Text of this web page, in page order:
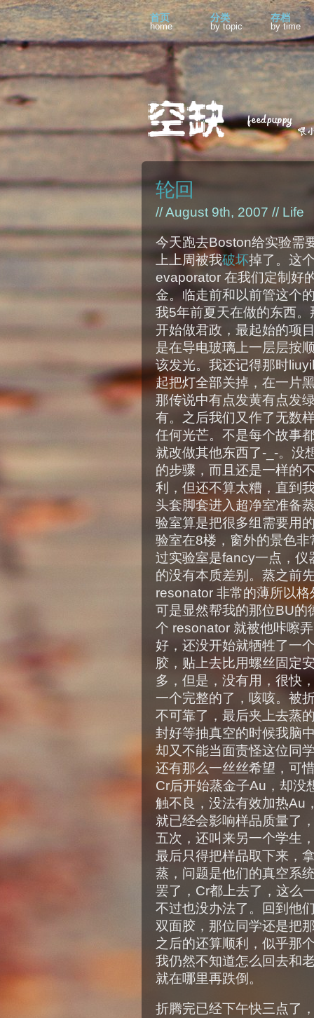
首页
home
分类
by topic
存档
by time
轮回
// August 9th, 2007 // Life
今天跑去Boston给实验需
上上周被我破坏掉了。这
evaporator 在我们定制好
金。临走前和以前管这个
我5年前夏天在做的东西
开始做君政，最起始的项
是在导电玻璃上一层层按
该发光。我还记得那时
起把灯全部关掉，在一片
那传说中有点发黄有点发
有。之后我们又作了无数
任何光芒。不是每个故事
就改做其他东西了-_-。没
的步骤，而且还是一样的
利，但还不算太糟，直到
头套脚套进入超净室准备
验室算是把很多组需要用
验室在8楼，窗外的景色
过实验室是fancy一点，仪
的没有本质差别。蒸之前
resonator 非常的薄所以
可是显然帮我的那位BU的
个 resonator 就被他咔嚓
好，还没开始就牺牲了一
胶，贴上去比用螺丝固定
多，但是，没有用，很快
一个完整的了，咳咳。被
不可靠了，最后夹上去蒸
封好等抽真空的时候我脑
却又不能当面责怪这位同
还有那么一丝丝希望，可
Cr后开始蒸金子Au，却没
触不良，没法有效加热Au
就已经会影响样品质量了
五次，还叫来另一个学生
最后只得把样品取下来，
蒸，问题是他们的真空系
罢了，Cr都上去了，这么
不过也没办法了。回到他
双面胶，那位同学还是把
之后的还算顺利，似乎那
我仍然不知道怎么回去和
就在哪里再跌倒。
折腾完已经下午快三点了